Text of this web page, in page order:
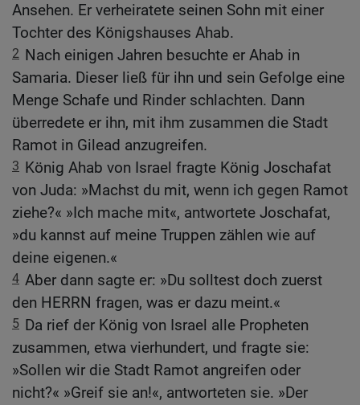
Ansehen. Er verheiratete seinen Sohn mit einer
Tochter des Königshauses Ahab.
2 Nach einigen Jahren besuchte er Ahab in
Samaria. Dieser ließ für ihn und sein Gefolge eine
Menge Schafe und Rinder schlachten. Dann
überredete er ihn, mit ihm zusammen die Stadt
Ramot in Gilead anzugreifen.
3 König Ahab von Israel fragte König Joschafat
von Juda: »Machst du mit, wenn ich gegen Ramot
ziehe?« »Ich mache mit«, antwortete Joschafat,
»du kannst auf meine Truppen zählen wie auf
deine eigenen.«
4 Aber dann sagte er: »Du solltest doch zuerst
den HERRN fragen, was er dazu meint.«
5 Da rief der König von Israel alle Propheten
zusammen, etwa vierhundert, und fragte sie:
»Sollen wir die Stadt Ramot angreifen oder
nicht?« »Greif sie an!«, antworteten sie. »Der